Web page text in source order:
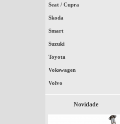
Seat / Cupra
Skoda
Smart
Suzuki
Toyota
Vokswagen
Volvo
Novidade